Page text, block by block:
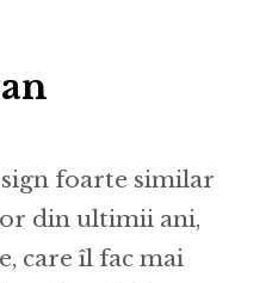
foarte similar
din ultimii ani,
care îl fac mai